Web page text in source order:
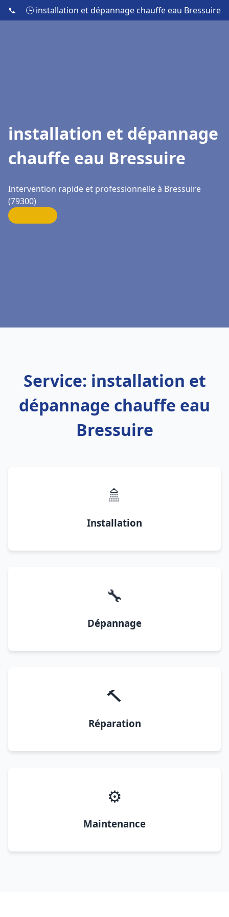
📞 🕒 installation et dépannage chauffe eau Bressuire
installation et dépannage
chauffe eau Bressuire
Intervention rapide et professionnelle à Bressuire
(79300)
Service: installation et
dépannage chauffe eau
Bressuire
🚿
Installation
🔧
Dépannage
🔨
Réparation
⚙️
Maintenance